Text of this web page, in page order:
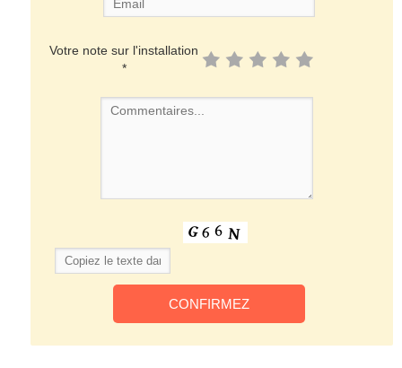
Votre note sur l'installation
*